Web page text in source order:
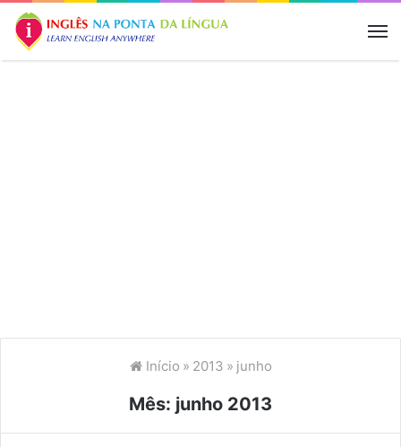
Início » 2013 » junho
Mês: junho 2013